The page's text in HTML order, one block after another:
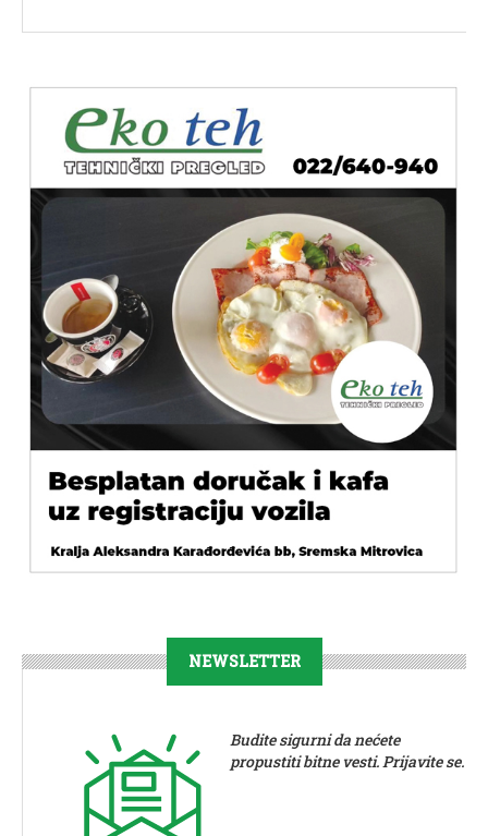
NEWSLETTER
Budite sigurni da nećete
propustiti bitne vesti. Prijavite se.